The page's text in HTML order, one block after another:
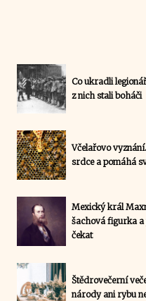
Co ukradli
z nich stali boháči
Včelařovo
srdce a pomáhá
Mexický král
šachová figurka a
čekat
Štědrovečerní
národy ani rybu